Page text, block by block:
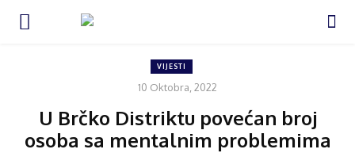
VIJESTI
10 Oktobra, 2022
U Brčko Distriktu povećan broj
osoba sa mentalnim problemima